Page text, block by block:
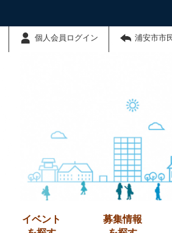
個人会員ログイン 浦安市市
イベント
募集情報